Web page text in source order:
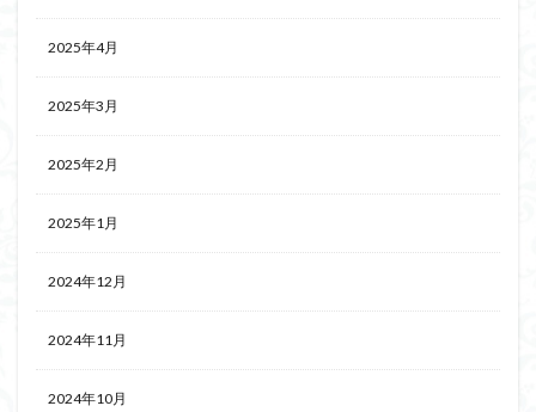
2025年4月
2025年3月
2025年2月
2025年1月
2024年12月
2024年11月
2024年10月